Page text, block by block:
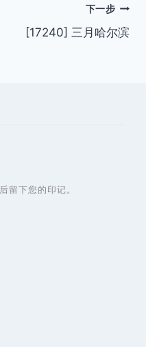
下一步
[17240] 三月哈尔滨
后留下您的印记。